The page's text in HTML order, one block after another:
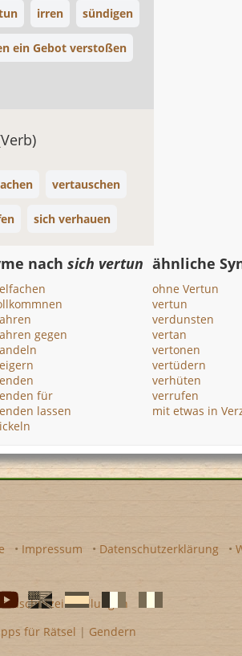
irren sündigen
ein Gebot verstoßen
vertauschen
sich verhauen
nachsich vertun
gegen
für
lassen
ähnliche
ohne Vertun
vertun
verdunsten
vertan
vertonen
vertüdern
verhüten
verrufen
mit etwas in
• Impressum • Datenschutzerklärung •
EnglischeSpanischefranzösicheitalienische
für Rätsel | Gendern